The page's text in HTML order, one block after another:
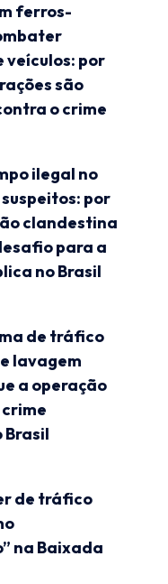
ferros-
veículos: por
são
o crime
ilegal no
por
clandestina
para a
no Brasil
de tráfico
lavagem
a operação
Brasil
de tráfico
na Baixada